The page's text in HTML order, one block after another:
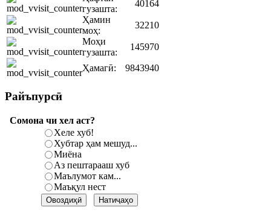
гузашта:
40164
Ҳамин
моҳ:
32210
Моҳи
гузашта:
145970
Ҳамагӣ: 9843940
Райъпурсӣ
Сомона чи хел аст?
Хеле хуб!
Хубтар ҳам мешуд...
Миёна
Аз пештарааш хуб
Маълумот кам...
Маъқул нест